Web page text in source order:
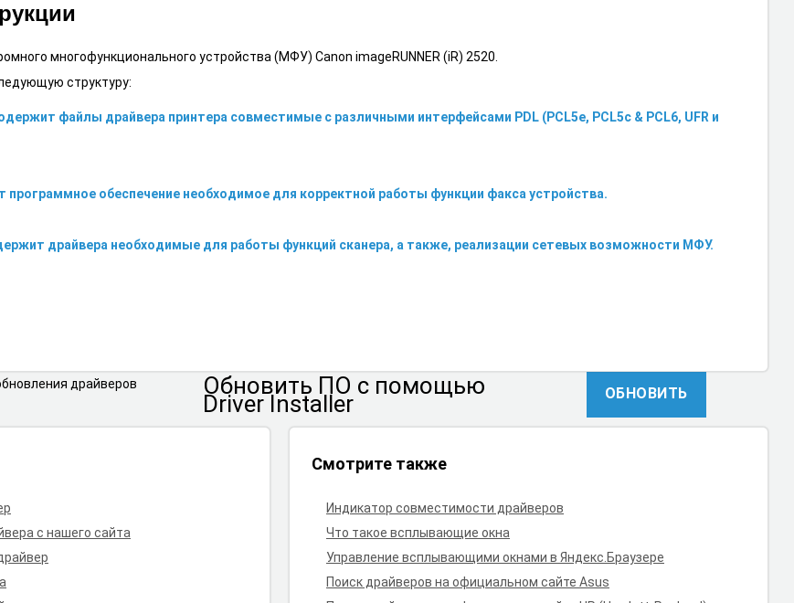
многофункционального устройства (МФУ) Canon imageRUNNER (iR) 2520.
структуру:
файлы драйвера принтера совместимые с различными интерфейсами PDL (PCL5e, PCL5c & PCL6, UFR и
программное обеспечение необходимое для корректной работы функции факса устройства.
драйвера необходимые для работы функций сканера, а также, реализации сетевых возможности МФУ.
Обновить ПО с помощью
Driver Installer ОБНОВИТЬ
с нашего сайта
Смотрите также
Индикатор совместимости драйверов
Что такое всплывающие окна
Управление всплывающими окнами в Яндекс.Браузере
Поиск драйверов на официальном сайте Asus